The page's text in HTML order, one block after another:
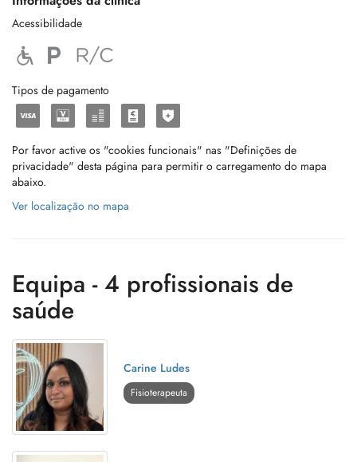
Acessibilidade
Tipos de pagamento
Por favor active os "cookies funcionais" nas "Definições de
privacidade" desta página para permitir o carregamento do mapa
abaixo.
Ver localização no mapa
Equipa - 4 profissionais de
saúde
Carine Ludes
Fisioterapeuta